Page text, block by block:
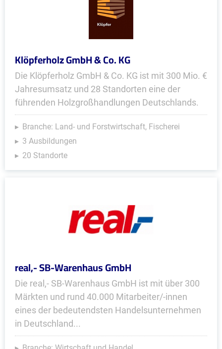
Klöpferholz GmbH & Co. KG
Die Klöpferholz GmbH & Co. KG ist mit 300 Mio. €
Jahresumsatz und 28 Standorten eine der
führenden Holzgroßhandlungen Deutschlands.
Branche: Land- und Forstwirtschaft, Fischerei
3 Ausbildungen
20 Standorte
real,- SB-Warenhaus GmbH
Die real,- SB-Warenhaus GmbH ist mit über 300
Märkten und rund 40.000 Mitarbeiter/-innen
eines der bedeutendsten Handelsunternehmen
in Deutschland...